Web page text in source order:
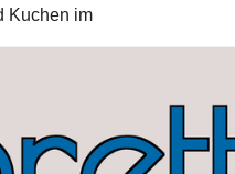
Kuchen im